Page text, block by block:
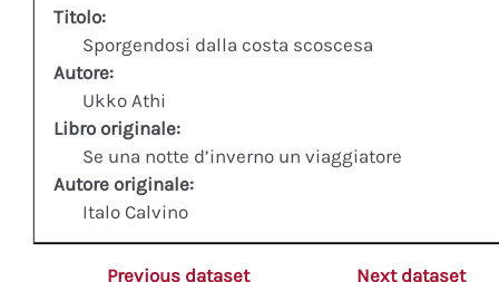
Titolo:
Sporgendosi dalla costa scoscesa
Autore:
Ukko Athi
Libro originale:
Se una notte d’inverno un viaggiatore
Autore originale:
Italo Calvino
Previous dataset Next dataset